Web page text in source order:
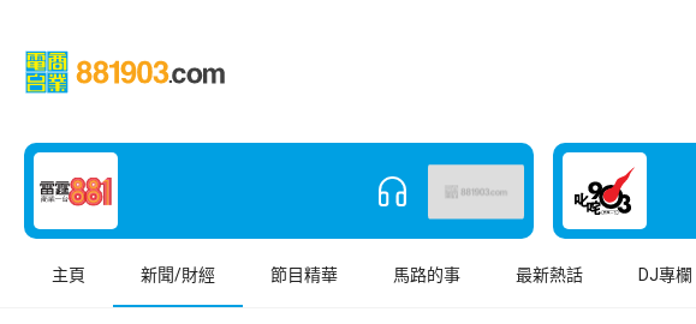
主頁 新聞/財經 節目精華 馬路的事 最新熱話 DJ專欄